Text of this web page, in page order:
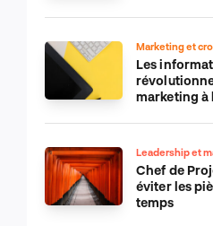
Marketing et
Les
marketing à
Leadership et
Chef de
éviter les
temps